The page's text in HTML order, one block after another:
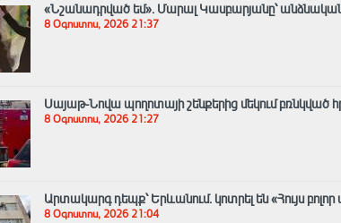
«Նշանադրված եմ». Մարալ Կասբարյանը՝ անձնական
8 Օգոստոս, 2026 21:37
Սայաթ-Նովա պողոտայի շենքերից մեկում բռնկված
8 Օգոստոս, 2026 21:27
Արտակարգ դեպք՝ Երևանում․ կոտրել են «Հույս
8 Օգոստոս, 2026 21:04